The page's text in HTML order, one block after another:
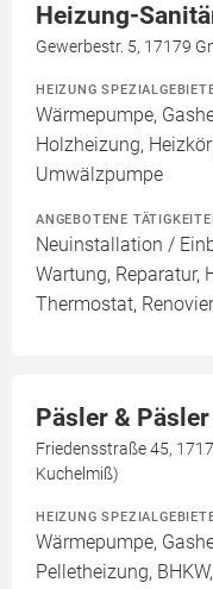
Heizung-
Gewerbestr. 5, 17179
HEIZUNG
Wärmepumpe,
Holzheizung,
Umwälzpumpe
ANGEBOTENE
Neuinstallation /
Wartung, Reparatur,
Thermostat,
Päsler & Päsler
Friedensstraße 45,
Kuchelmiß)
HEIZUNG
Wärmepumpe,
Pelletheizung,